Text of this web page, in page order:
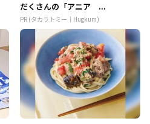
だくさんの「アニア ...
PR (タカラトミー｜Hugkum)